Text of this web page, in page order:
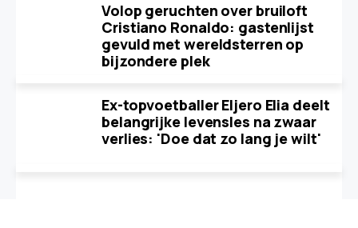
Volop geruchten over bruiloft
Cristiano Ronaldo: gastenlijst
gevuld met wereldsterren op
bijzondere plek
Ex-topvoetballer Eljero Elia deelt
belangrijke levensles na zwaar
verlies: 'Doe dat zo lang je wilt'